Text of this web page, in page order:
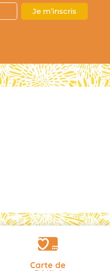
Je m’inscris
Carte de